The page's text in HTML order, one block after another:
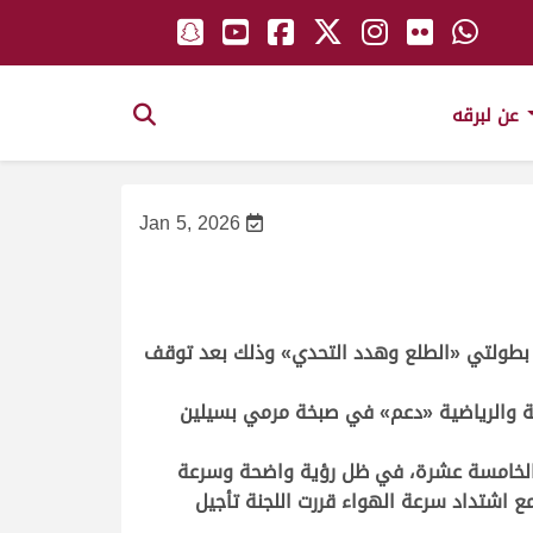
Jan 5, 2026
«الطلع وهدد التحدي» وذلك بعد توقف
والرياضية «دعم» في ﺻﺒﺨﺔ ﻣﺮﻣﻲ ﺑﺴﻴﻠﻴﻦ
عشرة، في ظل رؤية واضحة وسرعة
سرعة الهواء قررت اللجنة تأجيل